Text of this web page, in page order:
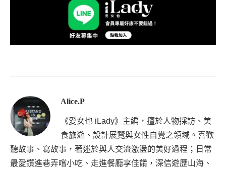
Alice.P
《愛女也 iLady》主編，擅於人物採訪、美
食旅遊、設計展覽與女性自覺之領域。喜歡
聽故事、寫故事，著迷於與人交流激盪的美好過程；日常
最愛鑽進巷弄嚐小吃、走進餐廳享佳餚，深信遊歷山海、